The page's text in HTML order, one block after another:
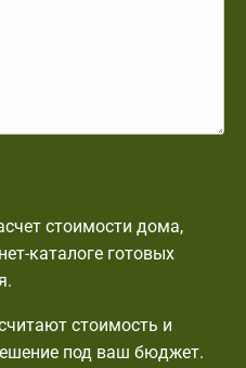
стоимости дома,
каталоге готовых
стоимость и
под ваш бюджет.